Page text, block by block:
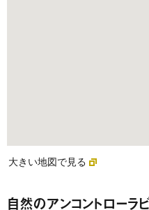
大きい地図で見る
自然のアンコントローラ